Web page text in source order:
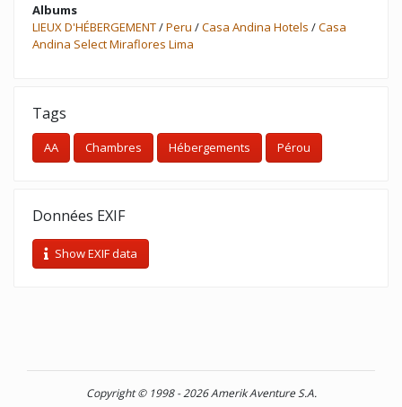
Albums
LIEUX D'HÉBERGEMENT/Peru /Casa Andina Hotels /Casa
Andina Select Miraflores Lima
Tags
AA Chambres Hébergements Pérou
Données EXIF
Show EXIF data
Copyright © 1998 - 2026 Amerik Aventure S.A.